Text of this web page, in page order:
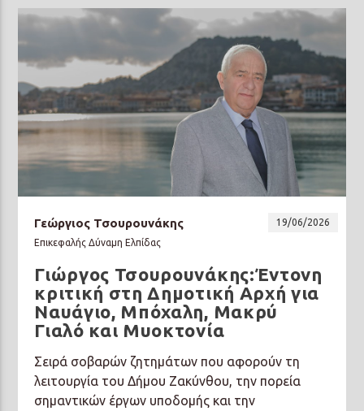
Γεώργιος Τσουρουνάκης
19/06/2026
Επικεφαλής Δύναμη Ελπίδας
Γιώργος Τσουρουνάκης:Έντονη
κριτική στη Δημοτική Αρχή για
Ναυάγιο, Μπόχαλη, Μακρύ
Γιαλό και Μυοκτονία
Σειρά σοβαρών ζητημάτων που αφορούν τη
λειτουργία του Δήμου Ζακύνθου, την πορεία
σημαντικών έργων υποδομής και την